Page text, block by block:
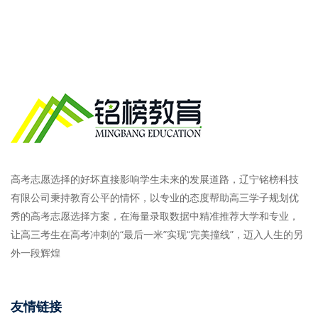
高考志愿选择的好坏直接影响学生未来的发展道路，辽宁铭榜科技
有限公司秉持教育公平的情怀，以专业的态度帮助高三学子规划优
秀的高考志愿选择方案，在海量录取数据中精准推荐大学和专业，
让高三考生在高考冲刺的“最后一米”实现“完美撞线”，迈入人生的另
外一段辉煌
友情链接